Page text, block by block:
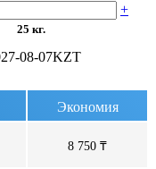
+
25 кг.
08-07KZT
Экономия
8 750 ₸